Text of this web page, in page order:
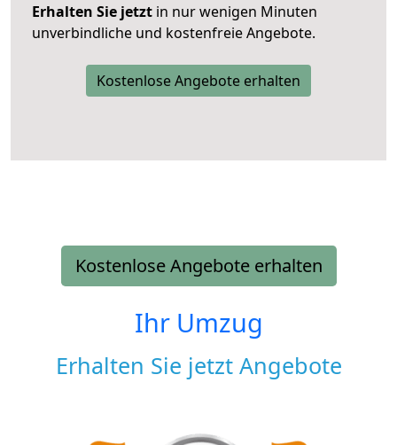
Erhalten Sie jetzt in nur wenigen Minuten
unverbindliche und kostenfreie Angebote.
Kostenlose Angebote erhalten
Kostenlose Angebote erhalten
Ihr Umzug
Erhalten Sie jetzt Angebote